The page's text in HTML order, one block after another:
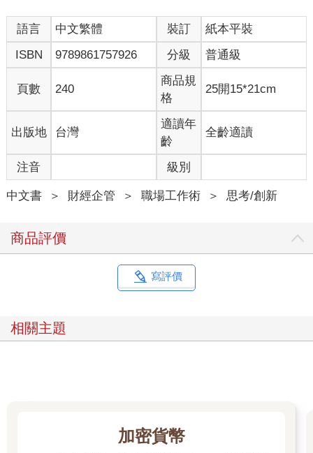
2.記錄讓人得以主導人生
成為人生的主人，無異於獲得自由人生。初聞這句話，頃刻間可
能很難理解。誠如前述，紀錄是統整之後留下來的東西。把自由
四散的東西聚集起來，賦予秩序的行為，難道不會和自由差太多
嗎？從結論來看的話，絕對不會。我推薦各位的記錄方法，將帶
領你們邁向自由人生，我也是因為這樣才開始記錄。
試想你正站在一個凌亂不堪的房間。此時，你急需確認一本書的
內容，卻怎樣都找不到那本書。書桌放滿了書，床上雜物堆積如
山，你得從一團混亂中慢慢尋找才行。假如房間整理妥當，根本
不需要浪費珍貴的時間找它。但現在，你甚至有可能找不到。
讓我來問問各位，哪一種情況比較自由呢？秩序之所以能讓我們
獲得真正的自由，原因就在於可以減少無謂的瑣事，讓你自行打
造人生，做自己想做的事情。身處混亂之中的人，絕對無法獲得
紀錄等同於整理好凌亂不堪的房間，打造隨時都能自由活動的專
屬空間。若是能將腦海中的房間整理乾淨，把想法好好收集起
是對人說：「想活得自由，就記錄吧。」
奉勸各位一定要成為記錄型人類（接下來我仍會一直提到這
實不簡單，你必須再三體驗紀錄的各種功效，包含前述的成長與
自由，而且至少維持半年以上。
語言 中文繁體 裝訂
紙本平裝
ISBN
9789861757926 分級 普通級
頁數 240
商品規
格
25開15*21cm
出版地 台灣
適讀年
齡
全齡適讀
注音 級別
中文書 ＞ 財經企管 ＞ 職場工作術 ＞ 思考/創新
商品評價
寫評價
相關主題
加密貨幣